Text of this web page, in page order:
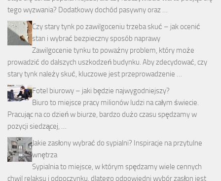
tego wyzwania? Dodatkowy dochód pasywny oraz …
Czy stary tynk po zawilgoceniu trzeba skuć – jak ocenić
stan i wybrać bezpieczny sposób naprawy
Zawilgocenie tynku to poważny problem, który może
prowadzić do dalszych uszkodzeń budynku. Aby zdecydować, czy
stary tynk należy skuć, kluczowe jest przeprowadzenie …
Fotel biurowy – jaki będzie najwygodniejszy?
Biuro to miejsce pracy milionów ludzi na całym świecie.
Pracując na co dzień w biurze, bardzo dużo czasu spędzamy w
pozycji siedzącej, …
Jakie zasłony wybrać do sypialni? Inspiracje na przytulne
wnętrza
Sypialnia to miejsce, w którym spędzamy wiele cennych
chwil relaksu i odpoczynku, dlatego odpowiedni wybór zasłon jest